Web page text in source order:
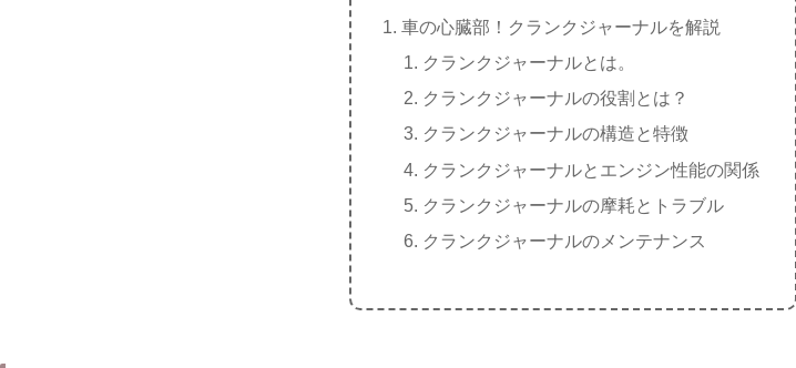
車の心臓部！クランクジャーナルを解説
クランクジャーナルとは。
クランクジャーナルの役割とは？
クランクジャーナルの構造と特徴
クランクジャーナルとエンジン性能の関係
クランクジャーナルの摩耗とトラブル
クランクジャーナルのメンテナンス